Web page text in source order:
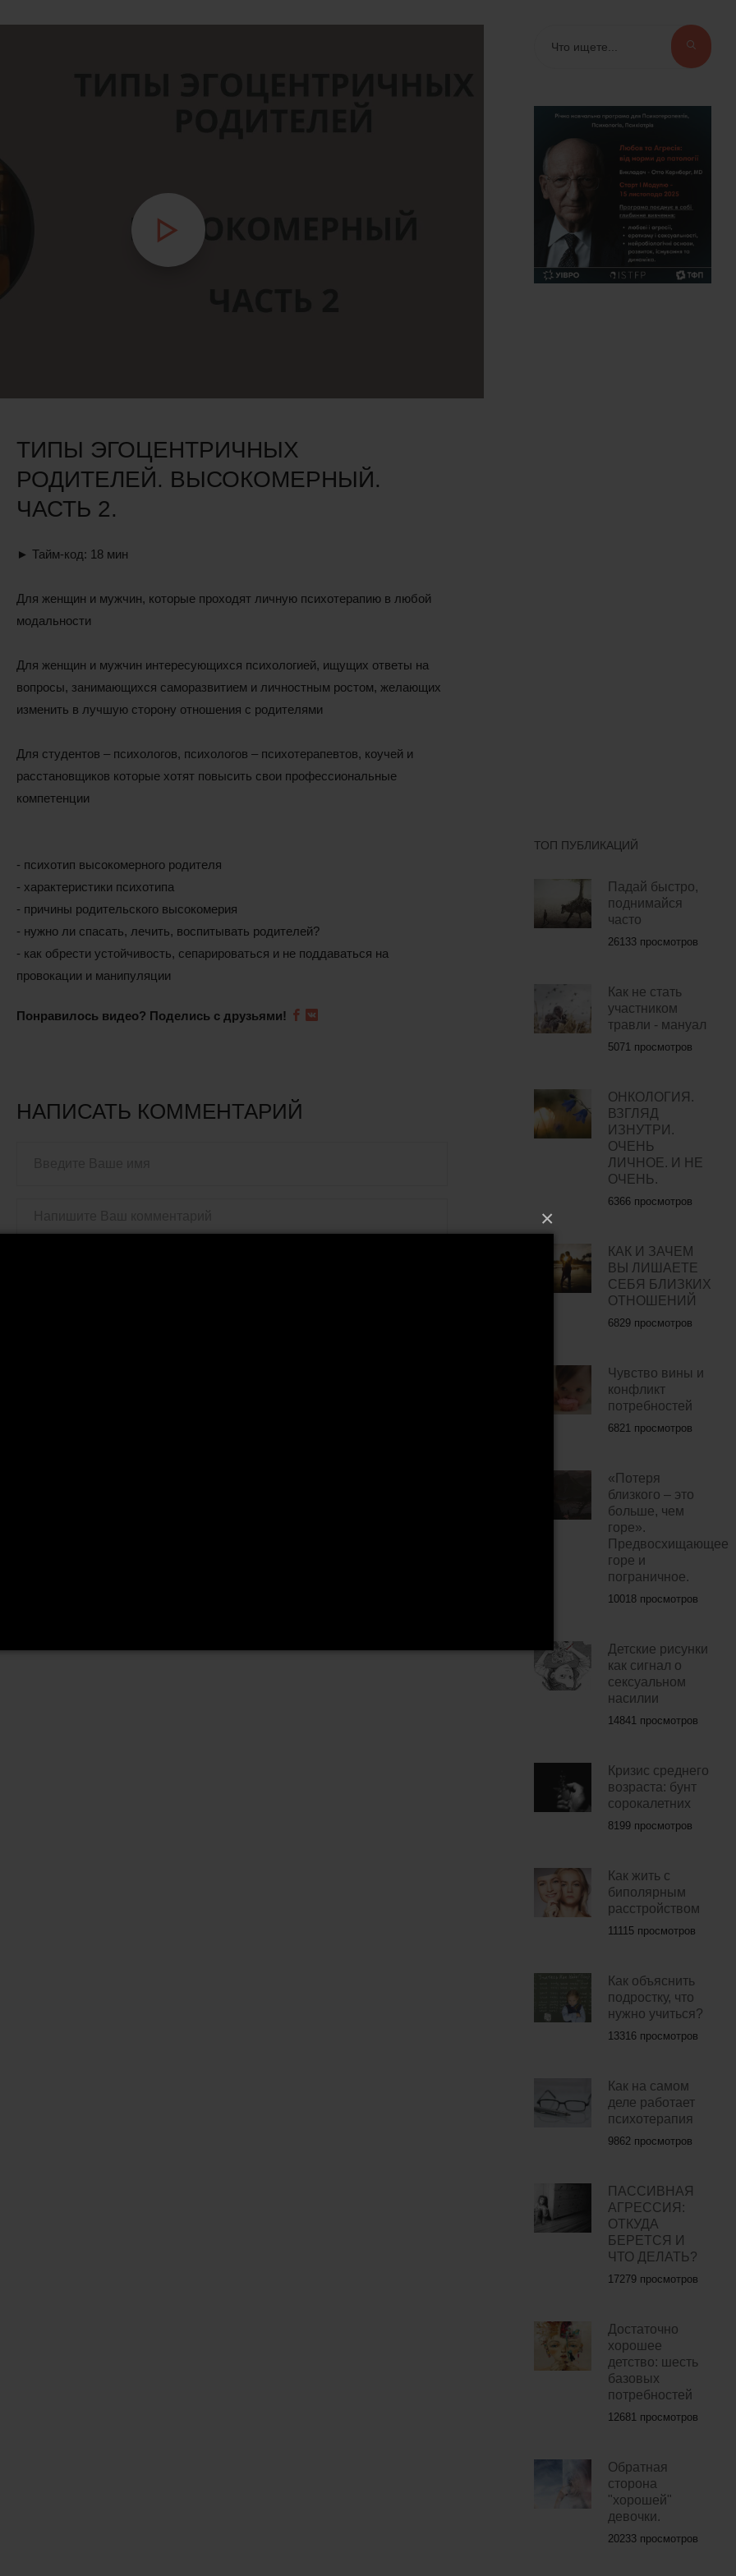
×
ТИПЫ ЭГОЦЕНТРИЧНЫХ
РОДИТЕЛЕЙ. ВЫСОКОМЕРНЫЙ.
ЧАСТЬ 2.
► Тайм-код: 18 мин
Для женщин и мужчин, которые проходят личную психотерапию в любой
модальности
Для женщин и мужчин интересующихся психологией, ищущих ответы на
вопросы, занимающихся саморазвитием и личностным ростом, желающих
изменить в лучшую сторону отношения с родителями
Для студентов – психологов, психологов – психотерапевтов, коучей и
расстановщиков которые хотят повысить свои профессиональные
компетенции
- психотип высокомерного родителя
- характеристики психотипа
- причины родительского высокомерия
- нужно ли спасать, лечить, воспитывать родителей?
- как обрести устойчивость, сепарироваться и не поддаваться на
провокации и манипуляции
Понравилось видео? Поделись с друзьями!
НАПИСАТЬ КОММЕНТАРИЙ
ТОП ПУБЛИКАЦИЙ
Падай быстро,
поднимайся
часто
26133 просмотров
Как не стать
участником
травли - мануал
5071 просмотров
ОНКОЛОГИЯ.
ВЗГЛЯД
ИЗНУТРИ.
ОЧЕНЬ
ЛИЧНОЕ. И НЕ
ОЧЕНЬ.
6366 просмотров
КАК И ЗАЧЕМ
ВЫ ЛИШАЕТЕ
СЕБЯ БЛИЗКИХ
ОТНОШЕНИЙ
6829 просмотров
Чувство вины и
конфликт
потребностей
6821 просмотров
«Потеря
близкого – это
больше, чем
горе».
Предвосхищающее
горе и
пограничное.
10018 просмотров
Детские рисунки
как сигнал о
сексуальном
насилии
14841 просмотров
Кризис среднего
возраста: бунт
сорокалетних
8199 просмотров
Как жить с
биполярным
расстройством
11115 просмотров
Как объяснить
подростку, что
нужно учиться?
13316 просмотров
Как на самом
деле работает
психотерапия
9862 просмотров
ПАССИВНАЯ
АГРЕССИЯ:
ОТКУДА
БЕРЕТСЯ И
ЧТО ДЕЛАТЬ?
17279 просмотров
Достаточно
хорошее
детство: шесть
базовых
потребностей
12681 просмотров
Обратная
сторона
"хорошей"
девочки.
20233 просмотров